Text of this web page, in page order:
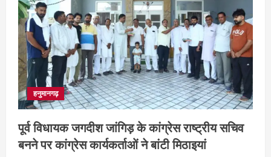
हनुमानगढ़
पूर्व विधायक जगदीश जांगिड़ के कांग्रेस राष्ट्रीय सचिव
बनने पर कांग्रेस कार्यकर्ताओं ने बांटी मिठाइयां